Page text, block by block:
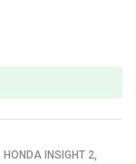
HONDA INSIGHT 2,